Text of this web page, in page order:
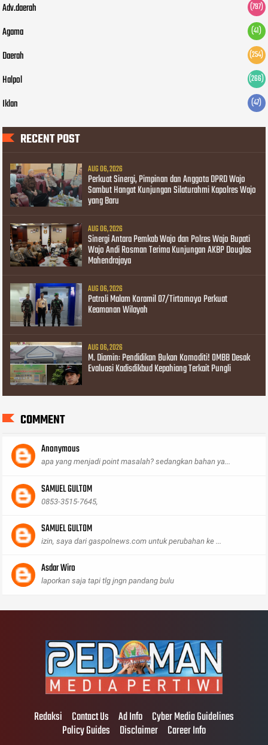
Adv.daerah (797)
Agama (41)
Daerah (254)
Halpol (266)
Iklan (47)
RECENT POST
AUG 06, 2026
Perkuat Sinergi, Pimpinan dan Anggota DPRD Wajo
Sambut Hangat Kunjungan Silaturahmi Kapolres Wajo
yang Baru
AUG 06, 2026
Sinergi Antara Pemkab Wajo dan Polres Wajo Bupati
Wajo Andi Rosman Terima Kunjungan AKBP Douglas
Mahendrajaya
AUG 06, 2026
Patroli Malam Koramil 07/Tirtomoyo Perkuat
Keamanan Wilayah
AUG 06, 2026
M. Diamin: Pendidikan Bukan Komoditi! OMBB Desak
Evaluasi Kadisdikbud Kepahiang Terkait Pungli
COMMENT
Anonymous
apa yang menjadi point masalah? sedangkan bahan ya...
SAMUEL GULTOM
0853-3515-7645,
SAMUEL GULTOM
izin, saya dari gaspolnews.com untuk perubahan ke ...
Asdar Wiro
laporkan saja tapi tlg jngn pandang bulu
Redaksi Contact Us Ad Info Cyber Media Guidelines
Policy Guides Disclaimer Career Info